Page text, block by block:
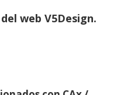
web V5Design.